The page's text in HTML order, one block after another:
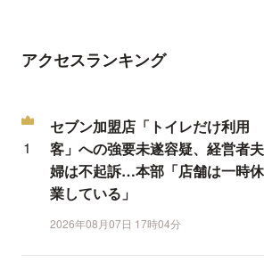
アクセスランキング
セブン加盟店「トイレだけ利用
客」への強要未遂容疑、経営者夫
婦は不起訴…本部「店舗は一時休
業している」
2026年08月07日 17時04分